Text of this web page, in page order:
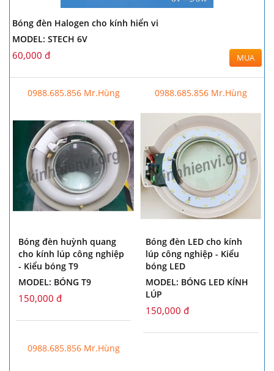
Bóng đèn Halogen cho kính hiển vi
MODEL: STECH 6V
60,000 đ MUA
0988.685.856 Mr.Hùng
Bóng đèn huỳnh quang
cho kính lúp công nghiệp
- Kiểu bóng T9
MODEL: BÓNG T9
150,000 đ
0988.685.856 Mr.Hùng
Bóng đèn LED cho kính
lúp công nghiệp - Kiểu
bóng LED
MODEL: BÓNG LED KÍNH
LÚP
150,000 đ
0988.685.856 Mr.Hùng